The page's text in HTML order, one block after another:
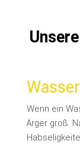
Wenn ein
Ärger groß.